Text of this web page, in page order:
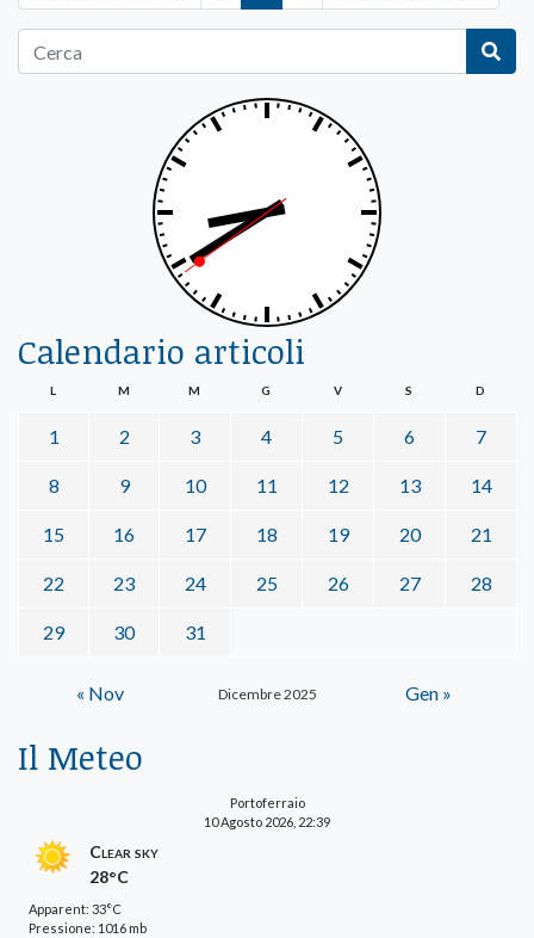
Calendario articoli
Dicembre 2025
L M M G V S D
1 2 3 4 5 6 7
8 9 10 11 12 13 14
15 16 17 18 19 20 21
22 23 24 25 26 27 28
29 30 31
« Nov Gen »
Il Meteo
Portoferraio
10 Agosto 2026, 22:39
Clear sky
28°C
Apparent: 33°C
Pressione: 1016 mb